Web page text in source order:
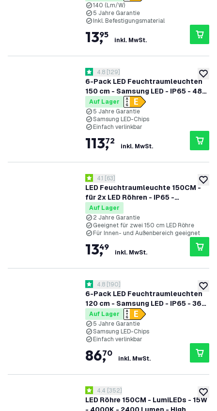
140 (Lm/W)
5 Jahre Garantie
Inkl. Befestigungsmaterial
13,
95
inkl. MwSt.
zur
6-Pack LED Feuchtraumleuchten
150 cm - Samsung LED - IP65 - 48W
- 130 lm/W - 4000K - Verlinkbar - 5
Jahre Garantie
Bewertungsbereich öffnen
4.8 Bewertungssterne
4.8 [129]
Auf Lager
5 Jahre Garantie
Samsung LED-Chips
Einfach verlinkbar
113,
72
inkl. MwSt.
zur
LED Feuchtraumleuchte 150CM -
für 2x LED Röhren - IP65 -
Edelstahlklammern
Bewertungsbereich öffnen
4.1 Bewertungssterne
4.1 [63]
Auf Lager
2 Jahre Garantie
Geeignet für zwei 150 cm LED Röhre
Für Innen- und Außenbereich geeignet
13,
49
inkl. MwSt.
zur
6-Pack LED Feuchtraumleuchten
120 cm - Samsung LED - IP65 - 36W
- 130 lm/W - 4000K - Verlinkbar - 5
Jahre Garantie
Bewertungsbereich öffnen
4.8 Bewertungssterne
4.8 [190]
Auf Lager
5 Jahre Garantie
Samsung LED-Chips
Einfach verlinkbar
86,
70
inkl. MwSt.
zur
LED Röhre 150CM - LumiLEDs - 15W
Bewertungsbereich öffnen
4.4 Bewertungssterne
4.4 [352]